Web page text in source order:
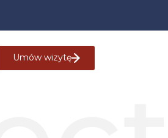
Umów wizytę